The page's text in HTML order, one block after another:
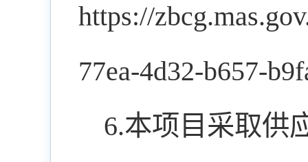
https://
77ea-4d32-b657-
6.本项目采取供